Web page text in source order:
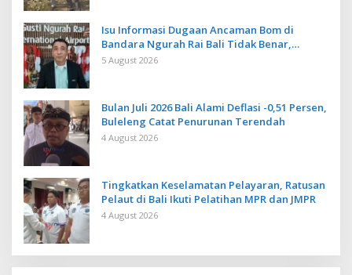
Isu Informasi Dugaan Ancaman Bom di
Bandara Ngurah Rai Bali Tidak Benar,
Operasional Penerbangan Lancar
5 August 2026
Bulan Juli 2026 Bali Alami Deflasi -0,51 Persen,
Buleleng Catat Penurunan Terendah
4 August 2026
Tingkatkan Keselamatan Pelayaran, Ratusan
Pelaut di Bali Ikuti Pelatihan MPR dan JMPR
4 August 2026